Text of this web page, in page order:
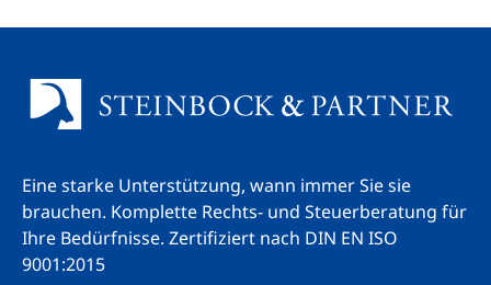
Eine starke Unterstützung, wann immer Sie sie
brauchen. Komplette Rechts- und Steuerberatung für
Ihre Bedürfnisse. Zertifiziert nach DIN EN ISO
9001:2015